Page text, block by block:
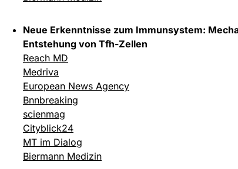
Neue Erkenntnisse zum Immunsystem:
Entstehung von Tfh-Zellen
Reach MD
Medriva
European News Agency
Bnnbreaking
scienmag
Cityblick24
MT im Dialog
Biermann Medizin